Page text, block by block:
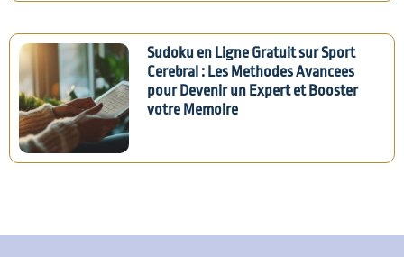
Sudoku en Ligne Gratuit sur Sport
Cerebral : Les Methodes Avancees
pour Devenir un Expert et Booster
votre Memoire